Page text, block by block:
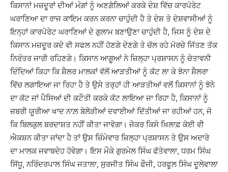
ਕਿਸਾਨਾਂ ਮਜ਼ਦੂਰਾਂ ਦੀਆਂ ਮੰਗਾਂ ਨੂੰ ਅਣਗੋਲਿਆਂ ਕਰਕੇ ਦੇਸ਼ ਵਿੱਚ ਕਾਰਪੋਰੇਟ
ਘਰਾਣਿਆ ਦਾ ਰਾਜ ਕਾਇਮ ਕਰਨ ਕਰਨਾ ਚਾਹੁੰਦੀ ਹੈ ਤੇ ਦੇਸ਼ ਤੇ ਦੇਸ਼ਵਾਸੀਆਂ ਨੂੰ
ਇਨ੍ਹਾਂ ਕਾਰਪੋਰੇਟ ਘਰਾਣਿਆਂ ਦੇ ਗੁਲਾਮ ਬਣਾਉਣਾ ਚਾਹੁੰਦੀ ਹੈ, ਜਿਸ ਨੂੰ ਦੇਸ਼ ਦੇ
ਕਿਸਾਨ ਮਜ਼ਦੂਰ ਕਦੇ ਵੀ ਸਫਲ ਨਹੀਂ ਹੋਣਗੇ ਦੇਣਗੇ ਤੇ ਚੱਲ ਰਹੇ ਮੋਰਚੇ ਜਿੱਤਣ ਤੱਕ
ਨਿਰੰਤਰ ਜਾਰੀ ਰਹਿਣਗੇ। ਕਿਸਾਨ ਆਗੂਆਂ ਨੇ ਜ਼ਿਲ੍ਹਾ ਪ੍ਰਸ਼ਾਸਨ ਨੂੰ ਚੇਤਾਵਨੀ
ਦਿੰਦਿਆਂ ਕਿਹਾ ਕਿ ਸ਼ੈਲਰ ਮਾਲਕਾਂ ਵੱਲੋਂ ਆੜਤੀਆਂ ਨੂੰ ਕੱਟ ਲਾ ਕੇ ਝੋਨਾ ਸ਼ੈਲਰਾ
ਵਿੱਚ ਲਗਾਇਆ ਜਾ ਰਿਹਾ ਹੈ ਤੇ ਉਸੇ ਤਰ੍ਹਾਂ ਹੀ ਆੜਤੀਆਂ ਵਲੋਂ ਕਿਸਾਨਾਂ ਨੂੰ ਝੋਨੇ
ਦਾ ਕੱਟ ਜਾਂ ਪੈਸਿਆਂ ਦੀ ਕਟੌਤੀ ਕਰਕੇ ਕੱਟ ਲਾਇਆ ਜਾ ਰਿਹਾ ਹੈ, ਕਿਸਾਨਾਂ ਨੂੰ
ਜ਼ਬਰੀ ਯੂਰੀਆ ਖਾਦ ਨਾਲ਼ ਬੇਲੋੜੀਆਂ ਦਵਾਈਆਂ ਦਿੱਤੀਆਂ ਜਾ ਰਹੀਆਂ ਹਨ, ਜੋ
ਕਿ ਬਿਲਕੁਲ ਬਰਦਾਸ਼ਤ ਨਹੀਂ ਕੀਤਾ ਜਾਵੇਗਾ। ਜੇਕਰ ਕਿਸੇ ਖ਼ਿਲਾਫ਼ ਕੋਈ ਵੀ
ਐਕਸ਼ਨ ਕੀਤਾ ਜਾਂਦਾ ਹੈ ਤਾਂ ਉਸ ਜ਼ਿੰਮੇਵਾਰ ਜ਼ਿਲ੍ਹਾ ਪ੍ਰਸ਼ਾਸਨ ਤੇ ਉਸ ਅਦਾਰੇ
ਦਾ ਮਾਲਕ ਜਵਾਬਦੇਹ ਹੋਵੇਗਾ। ਇਸ ਮੌਕੇ ਗੁਰਮੇਲ ਸਿੰਘ ਫੱਤੇਵਾਲਾ, ਧਰਮ ਸਿੰਘ
ਸਿੱਧੂ, ਨਰਿੰਦਰਪਾਲ ਸਿੰਘ ਜਤਾਲਾ, ਸੁਰਜੀਤ ਸਿੰਘ ਫੌਜੀ, ਹਰਫੂਲ ਸਿੰਘ ਦੂਲੇਵਾਲਾ